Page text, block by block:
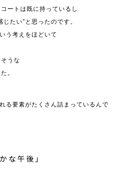
ートは既に持っているし
たい”と思ったのです。
う考えをほどいて
うな
。
る要素がたくさん詰まっているんで
な午後」